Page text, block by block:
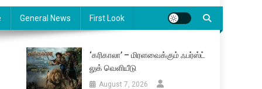
General News First Look
‘கரிகாலா’ – மிரளவைக்கும் ஃபர்ஸ்ட்
லுக் வெளியீடு
August 7, 2026